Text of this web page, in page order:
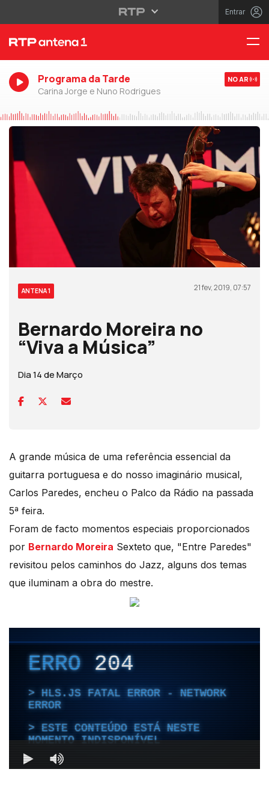
Entrar
Programa da Tarde
Carina Jorge e Nuno Rodrigues
NO AR
ANTENA 1 21 fev, 2019, 07:57
Bernardo Moreira no
“Viva a Música”
Dia 14 de Março
A grande música de uma referência essencial da
guitarra portuguesa e do nosso imaginário musical,
Carlos Paredes, encheu o Palco da Rádio na passada
5ª feira.
Foram de facto momentos especiais proporcionados
por Bernardo Moreira Sexteto que, "Entre Paredes"
revisitou pelos caminhos do Jazz, alguns dos temas
que iluminam a obra do mestre.